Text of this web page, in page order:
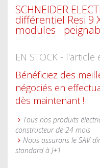
SCHNEIDER
différentiel Resi 9
modules -
EN STOCK -
Bénéficiez des
négociés en
dès maintenant !
Tous nos produits
constructeur de 24 mois
Nous assurons le SAV
standard à J+1